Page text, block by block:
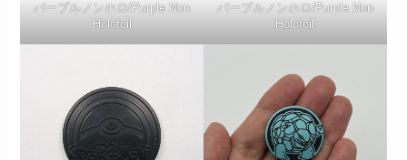
パープルノンホロ/Purple Non
Holofoil
パープルノンホロ/Purple Non
Holofoil